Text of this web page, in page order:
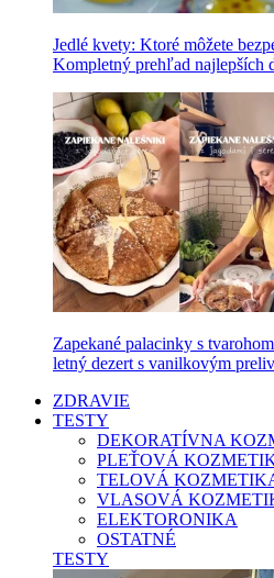
Jedlé kvety: Ktoré môžete
Kompletný prehľad najlepších
Zapekané palacinky s
letný dezert s vanilkovým
ZDRAVIE
TESTY
DEKORATÍVNA
PLEŤOVÁ
TELOVÁ
VLASOVÁ
ELEKTORONIKA
OSTATNÉ
TESTY